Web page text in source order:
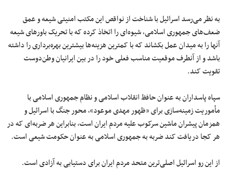
به نظر می‌رسد اسرائیل با شناخت از نواقص این مکتب امنیتی شیعه و عمق
ضعف‌های جمهوری اسلامی، شیوه‌ای را اتخاذ کرده که با تحریک باورهای شیعه
آنها را به میدان عمل بکشاند که با کمترین هزینه‌ها بیشترین بهره‌برداری را داشته
باشد و از آنطرف موقعیت مناسب فعلی خود را در بین ایرانیان وطن‌دوست
تقویت کند.
سپاه پاسداران به عنوان حافظ انقلاب اسلامی و نظام جمهوری اسلامی با
مأموریت زمینه‌سازی برای «ظهور مهدی موعود»، محور جنگ با اسرائیل و
همزمان پیشران ماشین سرکوب علیه مردم ایران است، بنابراین هر ضربه‌ای که در
هر کجا دریافت کند ضربه به جمهوری اسلامی به عنوان حکومت شیعی است.
از این رو اسرائیل اصلی‌ترین متحد مردم ایران برای دستیابی به آزادی است.